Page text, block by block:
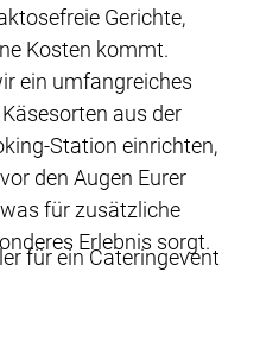
Gerichte,
Kosten kommt.
ein umfangreiches
aus der
Station einrichten,
den Augen Eurer
für zusätzliche
Erlebnis sorgt.